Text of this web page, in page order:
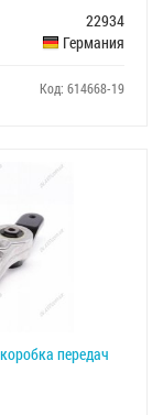
22934
Германия
Код: 614668-19
передач